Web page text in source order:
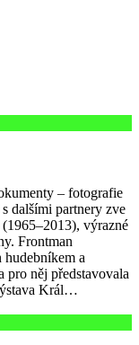
– fotografie
dalšími partnery zve
výrazné
Frontman
a
pro něj představovala
Král…